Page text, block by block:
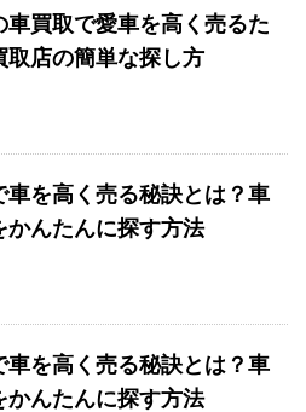
車買取で愛車を高く売るた
取店の簡単な探し方
車を高く売る秘訣とは？車
かんたんに探す方法
車を高く売る秘訣とは？車
かんたんに探す方法